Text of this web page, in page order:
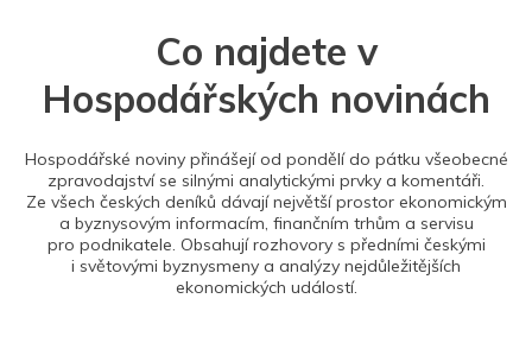
Co najdete v
Hospodářských novinách
Hospodářské noviny přinášejí od pondělí do pátku všeobecné
zpravodajství se silnými analytickými prvky a komentáři.
Ze všech českých deníků dávají největší prostor ekonomickým
a byznysovým informacím, finančním trhům a servisu
pro podnikatele. Obsahují rozhovory s předními českými
i světovými byznysmeny a analýzy nejdůležitějších
ekonomických událostí.